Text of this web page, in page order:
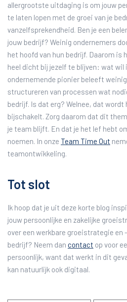
allergrootste uitdaging is om jouw
te laten lopen met de groei van je
vanzelfsprekendheid. Ben je een
jouw bedrijf? Weinig ondernemers
het hoofd van hun bedrijf. Daarom is
heel dicht bij jezelf te blijven: wat wil
ondernemende pionier beleeft
structureren van processen wat
bedrijf. Is dat erg? Welnee, dat
bijschakelt. Zorg daarom dat dit
je team blijft. En dat je het lef hebt
noemen. In onze Team Time Out
teamontwikkeling.
Tot slot
Ik hoop dat je uit deze korte blog
jouw persoonlijke en zakelijke
over een werkbare groeistrategie en
bedrijf? Neem dan contact op voor
persoonlijk, want dat werkt in dit
kan natuurlijk ook digitaal.